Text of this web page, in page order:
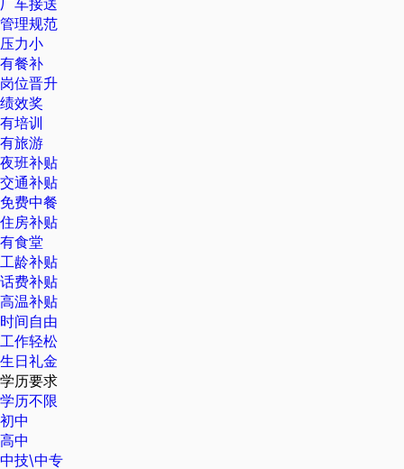
管理规范
压力小
有餐补
岗位晋升
绩效奖
有培训
有旅游
夜班补贴
交通补贴
免费中餐
住房补贴
有食堂
工龄补贴
话费补贴
高温补贴
时间自由
工作轻松
生日礼金
学历要求
学历不限
初中
高中
中技\中专